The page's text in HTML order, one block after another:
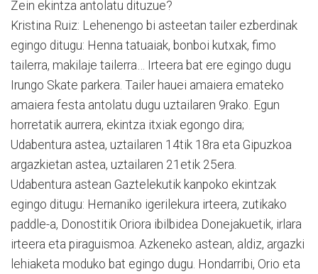
Zein ekintza antolatu dituzue?
Kristina Ruiz: Lehenengo bi asteetan tailer ezberdinak
egingo ditugu: Henna tatuaiak, bonboi kutxak, fimo
tailerra, makilaje tailerra… Irteera bat ere egingo dugu
Irungo Skate parkera. Tailer hauei amaiera emateko
amaiera festa antolatu dugu uztailaren 9rako. Egun
horretatik aurrera, ekintza itxiak egongo dira;
Udabentura astea, uztailaren 14tik 18ra eta Gipuzkoa
argazkietan astea, uztailaren 21etik 25era.
Udabentura astean Gaztelekutik kanpoko ekintzak
egingo ditugu: Hernaniko igerilekura irteera, zutikako
paddle-a, Donostitik Oriora ibilbidea Donejakuetik, irlara
irteera eta piraguismoa. Azkeneko astean, aldiz, argazki
lehiaketa moduko bat egingo dugu. Hondarribi, Orio eta